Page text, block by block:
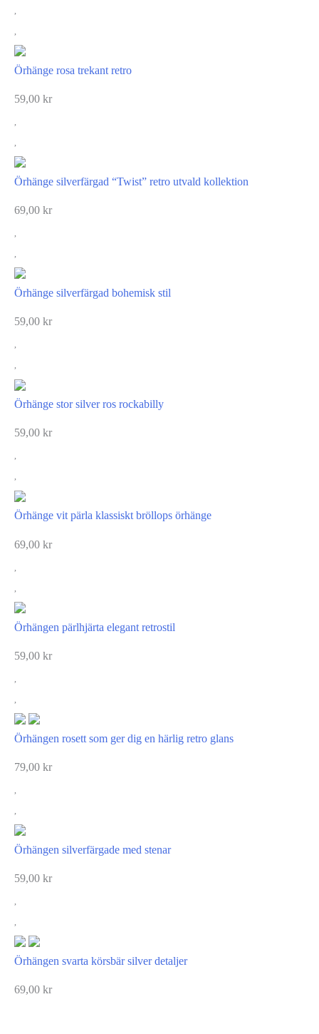
Örhänge rosa trekant retro
59,00 kr
Örhänge silverfärgad “Twist” retro utvald kollektion
69,00 kr
Örhänge silverfärgad bohemisk stil
59,00 kr
Örhänge stor silver ros rockabilly
59,00 kr
Örhänge vit pärla klassiskt bröllops örhänge
69,00 kr
Örhängen pärlhjärta elegant retrostil
59,00 kr
Örhängen rosett som ger dig en härlig retro glans
79,00 kr
Örhängen silverfärgade med stenar
59,00 kr
Örhängen svarta körsbär silver detaljer
69,00 kr